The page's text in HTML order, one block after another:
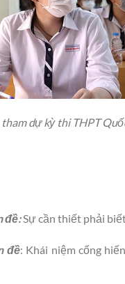
tham dự kỳ thi THPT
đề:Sự cần thiết phải
đề: Khái niệm cống